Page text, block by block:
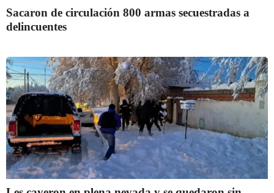
Sacaron de circulación 800 armas secuestradas a
delincuentes